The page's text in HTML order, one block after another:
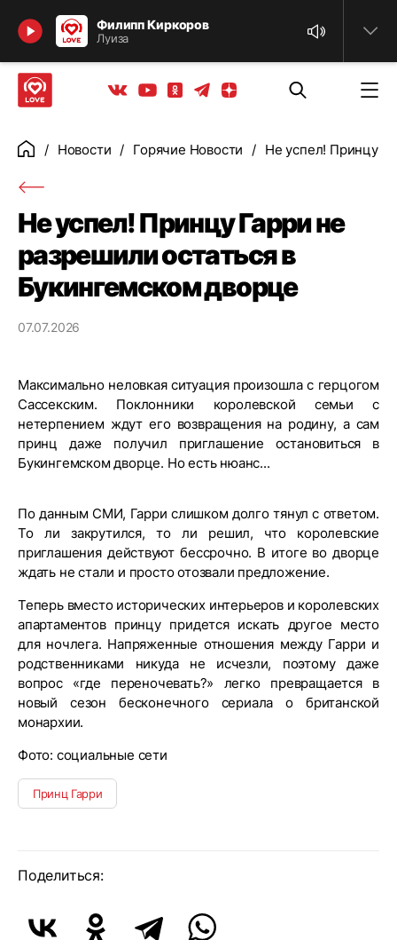
Филипп Киркоров
Луиза
Найти
Вконтакте
YoutubeОдноклассники
ТелеграмЯндекс дзен
ГлавнаяНовости Горячие Новости Не успел! Принцу
Не успел! Принцу Гарри не
разрешили остаться в
Букингемском дворце
07.07.2026
Максимально неловкая ситуация произошла с герцогом
Сассекским. Поклонники королевской семьи с
нетерпением ждут его возвращения на родину, а сам
принц даже получил приглашение остановиться в
Букингемском дворце. Но есть нюанс...
По данным СМИ, Гарри слишком долго тянул с ответом.
То ли закрутился, то ли решил, что королевские
приглашения действуют бессрочно. В итоге во дворце
ждать не стали и просто отозвали предложение.
Теперь вместо исторических интерьеров и королевских
апартаментов принцу придется искать другое место
для ночлега. Напряженные отношения между Гарри и
родственниками никуда не исчезли, поэтому даже
вопрос «где переночевать?» легко превращается в
новый сезон бесконечного сериала о британской
монархии.
Фото: социальные сети
Принц Гарри
Поделиться: